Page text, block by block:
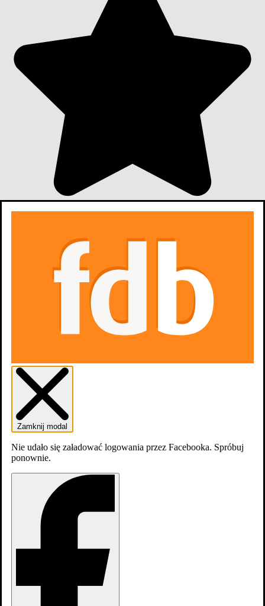
7,0
595
osób lubi
oraz 6 nominacji zobacz więcej
Filmografia
Zamknij modal
Nie udało się załadować logowania przez Facebooka. Spróbuj
ponownie.